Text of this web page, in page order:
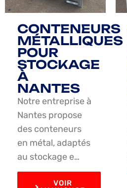
CONTENEURS
MÉTALLIQUES
POUR
STOCKAGE
À
NANTES
Notre entreprise à
Nantes propose
des conteneurs
en métal, adaptés
au stockage e…
VOIR